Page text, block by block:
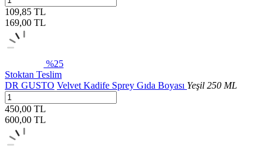
109,85 TL
169,00 TL
%25
Stoktan Teslim
DR GUSTO Velvet Kadife Sprey Gıda Boyası Yeşil 250 ML
450,00 TL
600,00 TL